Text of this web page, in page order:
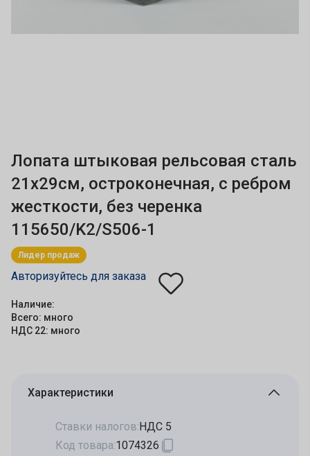
Лопата штыковая рельсовая сталь
21х29см, остроконечная, с ребром
жесткости, без черенка
115650/K2/S506-1
Лидер продаж
Авторизуйтесь для заказа
Наличие:
Всего: много
НДС 22: много
Характеристики
Ставки налогов: НДС 5
Код товара:1074326